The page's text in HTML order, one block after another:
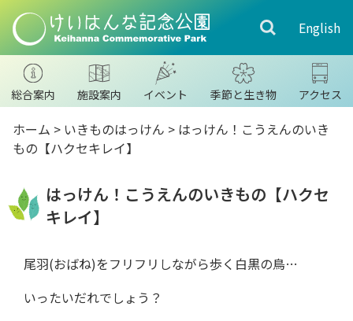
English
総合案内 施設案内 イベント 季節と生き物 アクセス
ホーム > いきものはっけん > はっけん！こうえんのいき
もの【ハクセキレイ】
はっけん！こうえんのいきもの【ハクセ
キレイ】
尾羽(おばね)をフリフリしながら歩く白黒の鳥…
いったいだれでしょう？